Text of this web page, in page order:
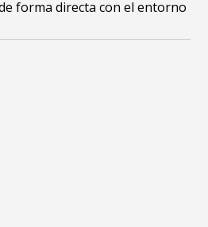
forma directa con el entorno